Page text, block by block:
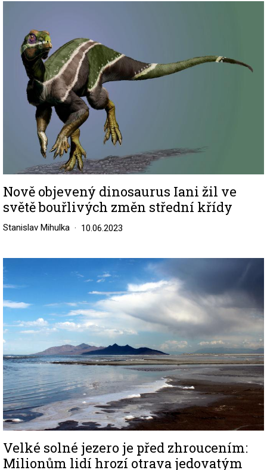
Nově objevený dinosaurus Iani žil ve
světě bouřlivých změn střední křídy
Stanislav Mihulka 10.06.2023
Image
Velké solné jezero je před zhroucením:
Milionům lidí hrozí otrava jedovatým